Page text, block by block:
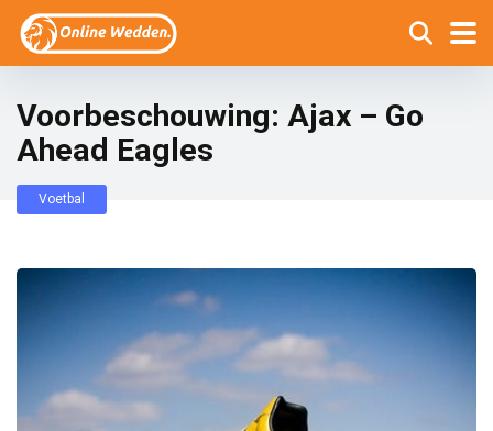
Voorbeschouwing: Ajax – Go
Ahead Eagles
Voetbal